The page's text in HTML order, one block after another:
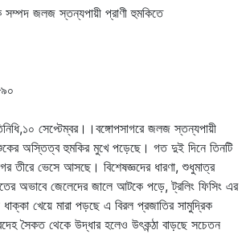
সেপ্টেম্বর।।বঙ্গোপসাগরে জলজ স্তন্যপায়ী
অস্তিত্ব হুমকির মুখে পড়েছে। গত দুই দিনে তিনটি
তীরে ভেসে আসছে। বিশেষজ্ঞদের ধারণা, শুধুমাত্র
অভাবে জেলেদের জালে আটকে পড়ে, ট্রলিং ফিসিং এর
খেয়ে মারা পড়ছে এ বিরল প্রজাতির সামুদ্রিক
সৈকত থেকে উদ্ধার হলেও উৎকন্ঠা বাড়ছে সচেতন